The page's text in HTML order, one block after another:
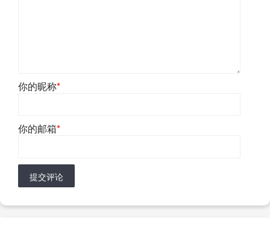
你的昵称*
你的邮箱*
提交评论